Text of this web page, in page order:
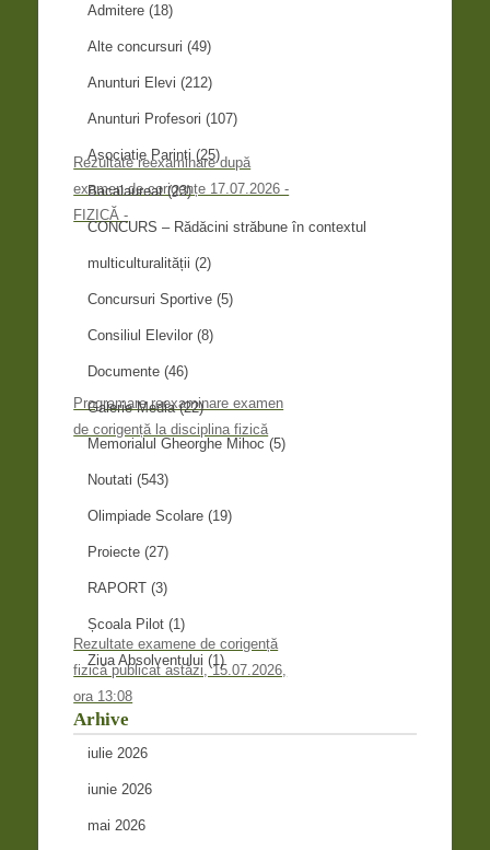
Rezultate reexaminare după
examen de corigențe 17.07.2026 -
FIZICĂ -
Programare reexaminare examen
de corigență la disciplina fizică
Rezultate examene de corigență
fizică publicat astăzi, 15.07.2026,
ora 13:08
Admitere (18)
Alte concursuri (49)
Anunturi Elevi (212)
Anunturi Profesori (107)
Asociatie Parinti (25)
Bacalaureat(23)
CONCURS – Rădăcini străbune în contextul
multiculturalității (2)
Concursuri Sportive (5)
Consiliul Elevilor (8)
Documente (46)
Galerie Media(22)
Memorialul Gheorghe Mihoc (5)
Noutati (543)
Olimpiade Scolare (19)
Proiecte (27)
RAPORT (3)
Școala Pilot (1)
Ziua Absolventului (1)
Arhive
iulie 2026
iunie 2026
mai 2026